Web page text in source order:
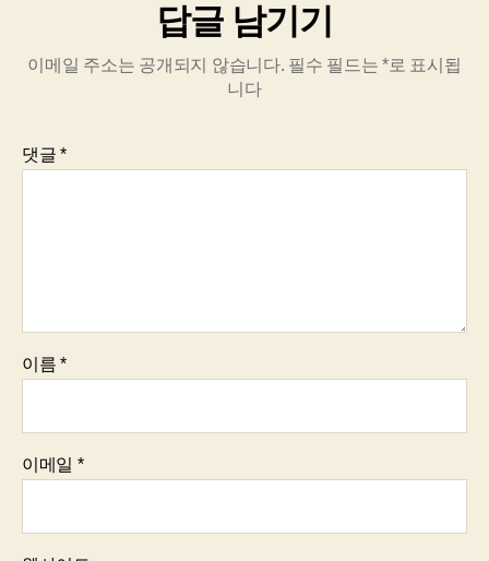
답글 남기기
이메일 주소는 공개되지 않습니다. 필수 필드는*로 표시됩
니다
댓글*
이름*
이메일 *